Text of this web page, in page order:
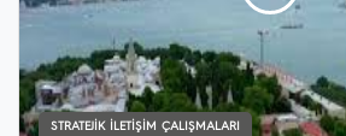
STRATEJIK İLETIŞIM ÇALIŞMALARI